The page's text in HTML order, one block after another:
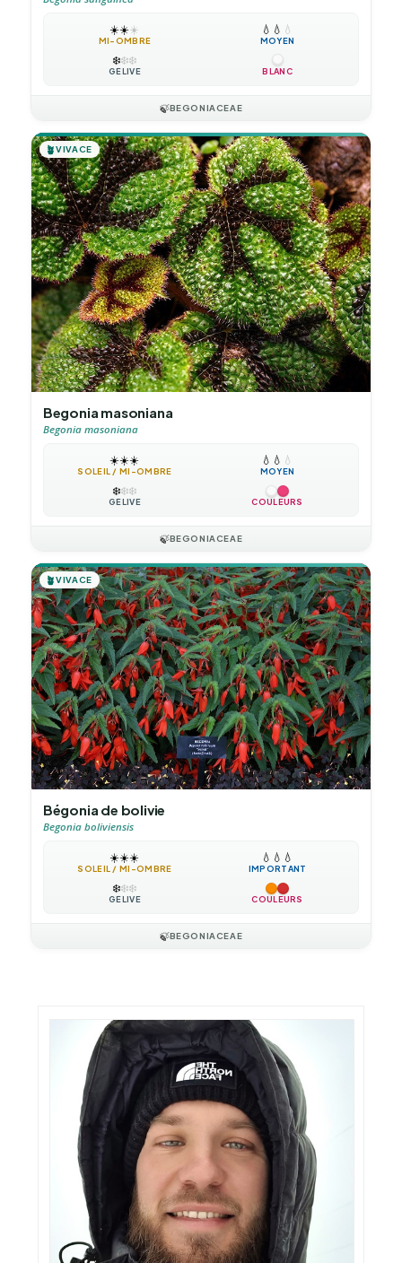
☀️☀️☀️
MI-OMBRE
💧 💧 💧
MOYEN
❄️❄️❄️
GÉLIVE BLANC
🍃BEGONIACEAE
🪴VIVACE
Begonia masoniana
Begonia masoniana
☀️☀️☀️
SOLEIL / MI-OMBRE
💧 💧 💧
MOYEN
❄️❄️❄️
GÉLIVE COULEURS
🍃BEGONIACEAE
🪴VIVACE
Bégonia de bolivie
Begonia boliviensis
☀️☀️☀️
SOLEIL / MI-OMBRE
💧 💧 💧
IMPORTANT
❄️❄️❄️
GÉLIVE COULEURS
🍃BEGONIACEAE